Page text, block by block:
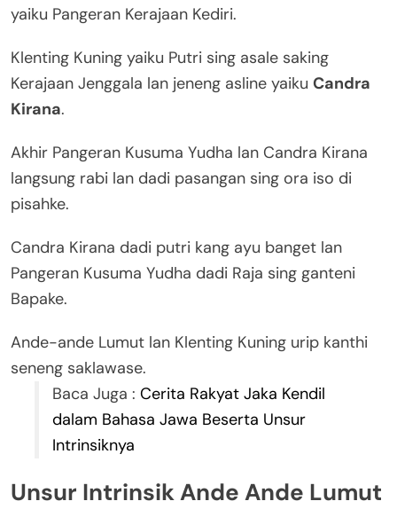
yaiku Pangeran Kerajaan Kediri.
Klenting Kuning yaiku Putri sing asale saking
Kerajaan Jenggala lan jeneng asline yaiku Candra
Kirana.
Akhir Pangeran Kusuma Yudha lan Candra Kirana
langsung rabi lan dadi pasangan sing ora iso di
pisahke.
Candra Kirana dadi putri kang ayu banget lan
Pangeran Kusuma Yudha dadi Raja sing ganteni
Bapake.
Ande-ande Lumut lan Klenting Kuning urip kanthi
seneng saklawase.
Baca Juga : Cerita Rakyat Jaka Kendil
dalam Bahasa Jawa Beserta Unsur
Intrinsiknya
Unsur Intrinsik Ande Ande Lumut